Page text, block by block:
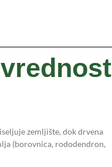
zemljište, dok drvena
(borovnica, rododendron,